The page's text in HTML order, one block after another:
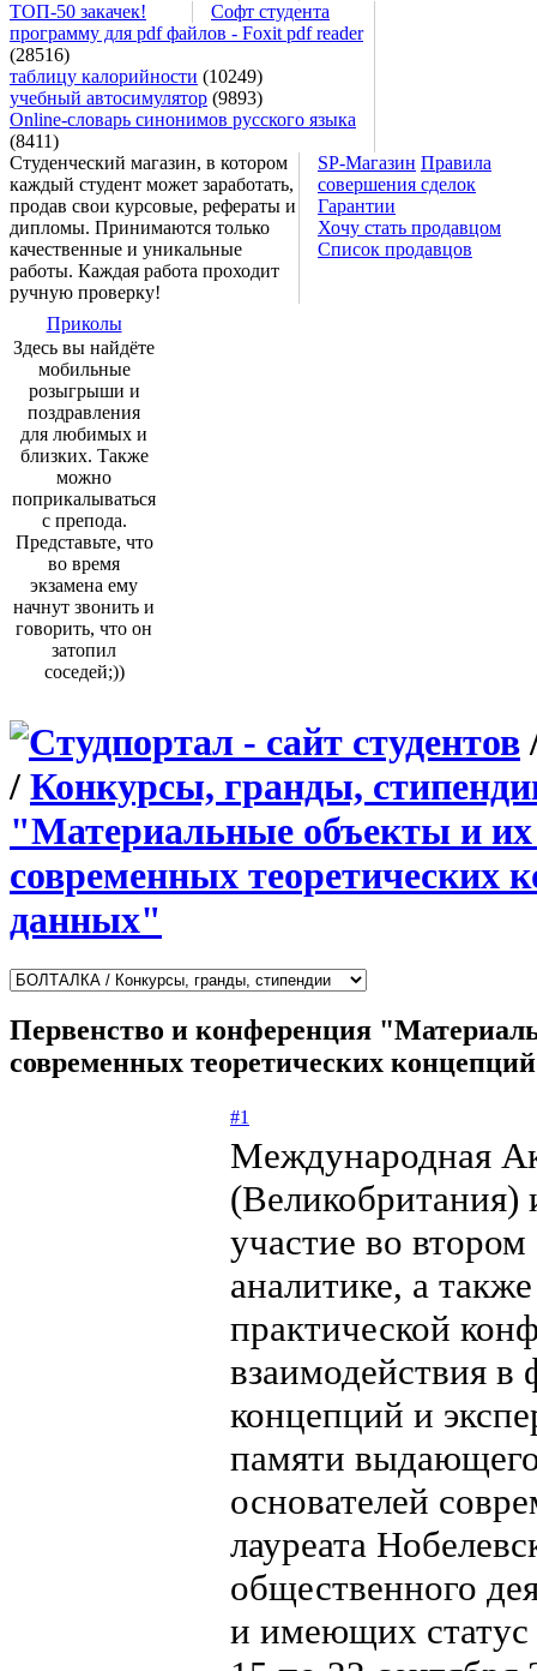
ТОП-50 закачек!
Софт студента
программу для pdf файлов - Foxit pdf reader
(28516)
таблицу калорийности (10249)
учебный автосимулятор (9893)
Online-словарь синонимов русского языка
(8411)
Студенческий магазин, в котором
каждый студент может заработать,
продав свои курсовые, рефераты и
дипломы. Принимаются только
качественные и уникальные
работы. Каждая работа проходит
ручную проверку!
SP-Магазин Правила
совершения сделок
Гарантии
Хочу стать продавцом
Список продавцов
Приколы
Здесь вы найдёте
мобильные
розыгрыши и
поздравления
для любимых и
близких. Также
можно
поприкалываться
с препода.
Представьте, что
во время
экзамена ему
начнут звонить и
говорить, что он
затопил
соседей;))
/ Конкурсы, гранды,
"Материальные объекты и их
современных теоретических
данных"
Первенство и конференция
современных теоретических
#1
Международная
участие во
аналитике, а
практической
взаимодействия в
концепций и
памяти
основателей
лауреата
общественного
и имеющих статус